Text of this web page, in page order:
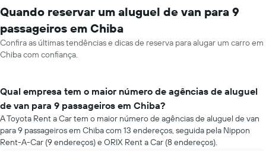
Quando reservar um aluguel de van para 9
passageiros em Chiba
Confira as últimas tendências e dicas de reserva para alugar um carro em
Chiba com confiança.
Qual empresa tem o maior número de agências de aluguel
de van para 9 passageiros em Chiba?
A Toyota Rent a Car tem o maior número de agências de aluguel de van
para 9 passageiros em Chiba com 13 endereços, seguida pela Nippon
Rent-A-Car (9 endereços) e ORIX Rent a Car (8 endereços).